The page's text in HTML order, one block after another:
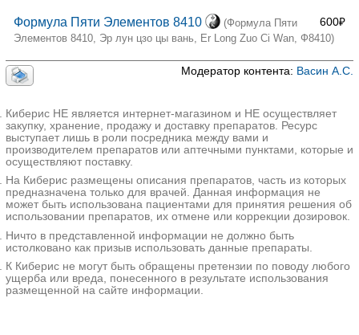
600₽
Формула Пяти Элементов 8410
(Формула Пяти
Элементов 8410, Эр лун цзо цы вань, Er Long Zuo Ci Wan, Ф8410)
Модератор контента: Васин А.С.
Киберис НЕ является интернет-магазином и НЕ осуществляет
закупку, хранение, продажу и доставку препаратов. Ресурс
выступает лишь в роли посредника между вами и
производителем препаратов или аптечными пунктами, которые и
осуществляют поставку.
На Киберис размещены описания препаратов, часть из которых
предназначена только для врачей. Данная информация не
может быть использована пациентами для принятия решения об
использовании препаратов, их отмене или коррекции дозировок.
Ничто в представленной информации не должно быть
истолковано как призыв использовать данные препараты.
К Киберис не могут быть обращены претензии по поводу любого
ущерба или вреда, понесенного в результате использования
размещенной на сайте информации.